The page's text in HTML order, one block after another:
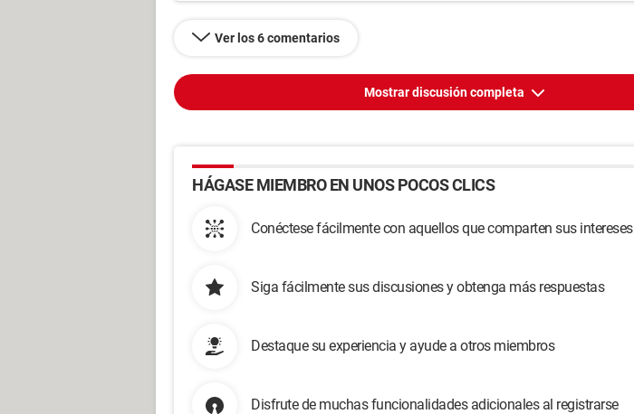
Ver los 6 comentarios
Mostrar discusión completa
HÁGASE MIEMBRO EN UNOS POCOS CLICS
Conéctese fácilmente con aquellos que comparten sus intereses
Siga fácilmente sus discusiones y obtenga más respuestas
Destaque su experiencia y ayude a otros miembros
Disfrute de muchas funcionalidades adicionales al registrarse